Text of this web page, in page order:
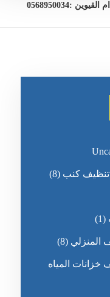
:0568950034
كنب (8)
(1)
المنزلي (8)
المياه